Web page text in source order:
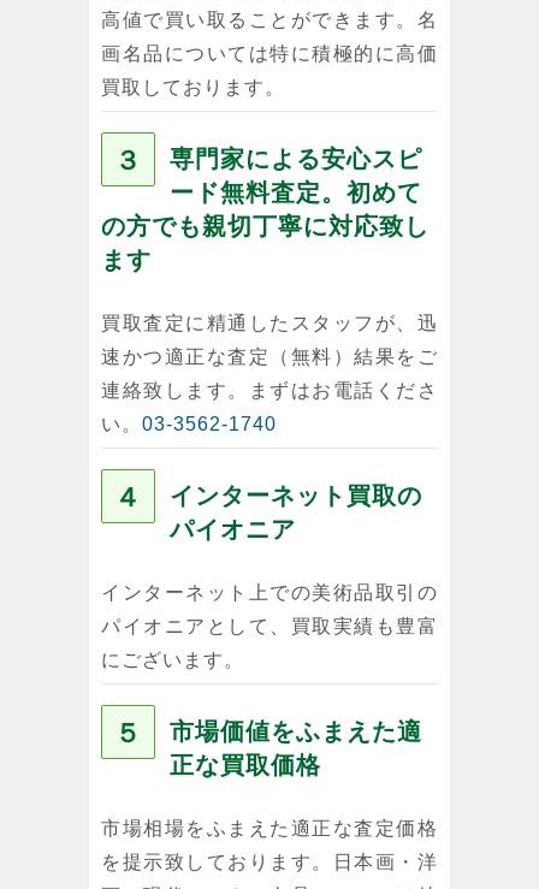
高値で買い取ることができます。名
画名品については特に積極的に高価
買取しております。
３
専門家による安心スピ
ード無料査定。初めて
の方でも親切丁寧に対応致し
ます
買取査定に精通したスタッフが、迅
速かつ適正な査定（無料）結果をご
連絡致します。まずはお電話くださ
い。 03-3562-1740
４
インターネット買取の
パイオニア
インターネット上での美術品取引の
パイオニアとして、買取実績も豊富
にございます。
５
市場価値をふまえた適
正な買取価格
市場相場をふまえた適正な査定価格
を提示致しております。日本画・洋